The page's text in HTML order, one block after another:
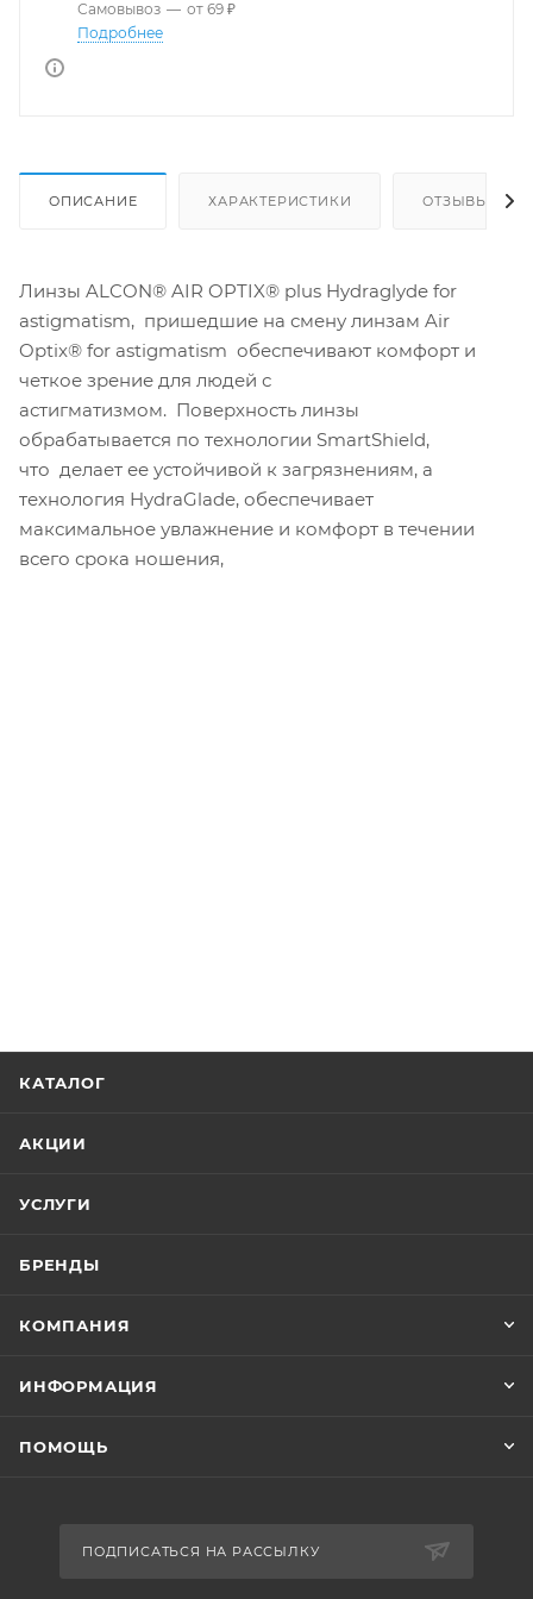
Самовывоз — от 69 ₽
Подробнее
ОПИСАНИЕ ХАРАКТЕРИСТИКИ ОТЗЫВЫ
Линзы ALCON® AIR OPTIX® plus Hydraglyde for
astigmatism, пришедшие на смену линзам Air
Optix® for astigmatism обеспечивают комфорт и
четкое зрение для людей с
астигматизмом. Поверхность линзы
обрабатывается по технологии SmartShield,
что делает ее устойчивой к загрязнениям, а
технология HydraGlade, обеспечивает
максимальное увлажнение и комфорт в течении
всего срока ношения,
КАТАЛОГ
АКЦИИ
УСЛУГИ
БРЕНДЫ
КОМПАНИЯ
ИНФОРМАЦИЯ
ПОМОЩЬ
ПОДПИСАТЬСЯ НА РАССЫЛКУ